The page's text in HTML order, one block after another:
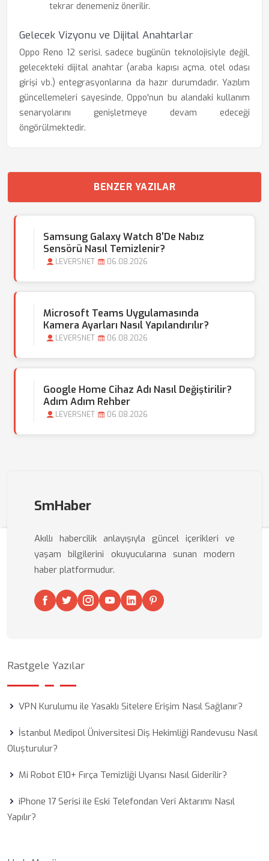
tekrar denemeniz önerilir.
Gelecek Vizyonu ve Dijital Anahtarlar
Oppo Reno 12 serisi, sadece bugünün teknolojisiyle değil,
gelecekteki dijital anahtar (araba kapısı açma, otel odası
girişi vb.) entegrasyonlarına da hazır durumdadır. Yazılım
güncellemeleri sayesinde, Oppo'nun bu alandaki kullanım
senaryolarını genişletmeye devam edeceği
öngörülmektedir.
BENZER YAZILAR
Samsung Galaxy Watch 8'de Nabız
Sensörü Nasıl Temizlenir?
LEVERSNET 06.08.2026
Microsoft Teams Uygulamasında
Kamera Ayarları Nasıl Yapılandırılır?
LEVERSNET 06.08.2026
Google Home Cihaz Adı Nasıl Değiştirilir?
Adım Adım Rehber
LEVERSNET 06.08.2026
SmHaber
Akıllı habercilik anlayışıyla güncel içerikleri ve
yaşam bilgilerini okuyucularına sunan modern
haber platformudur.
Rastgele Yazılar
VPN Kurulumu ile Yasaklı Sitelere Erişim Nasıl Sağlanır?
İstanbul Medipol Üniversitesi Diş Hekimliği Randevusu Nasıl
Oluşturulur?
Mi Robot E10+ Fırça Temizliği Uyarısı Nasıl Giderilir?
iPhone 17 Serisi ile Eski Telefondan Veri Aktarımı Nasıl
Yapılır?